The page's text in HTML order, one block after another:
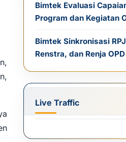
Bimtek Evaluasi
Program dan Kegiatan
Bimtek Sinkronisasi
Renstra, dan Renja OPD
Live Traffic